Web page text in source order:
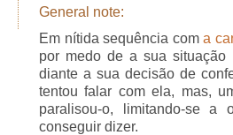
General note:
Em nítida sequência coma
por medo de a sua situação
diante a sua decisão de
tentou falar com ela, mas,
paralisou-o, limitando-se a
conseguir dizer.